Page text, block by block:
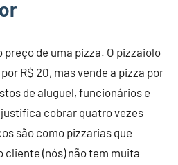
preço de uma pizza. O pizzaiolo
R$ 20, mas vende a pizza por
de aluguel, funcionários e
cobrar quatro vezes
são como pizzarias que
cliente (nós) não tem muita